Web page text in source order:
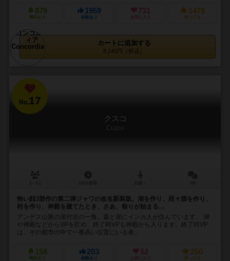
878
興味あり
1959
経験あり
731
お気に入り
1478
持ってる
カートに追加する
8,140円（税込）
No.17
クスコ
Cuzco
怖い顔3部作の第二弾ジャワの改名新装版。湖を作り、段々畑を作り、
村を作り、神殿を建てたとき、さあ、祭りが始まる…
アンデス山脈の崖付近の一角。森と崖にインカ人が住んでいます。 湖
や神殿などからVPを貯め、終了時VPも神殿から入ります。終了時VP
は、その都市の中で一番高い位置にいる者...
158
興味あり
203
経験あり
52
お気に入り
250
持ってる